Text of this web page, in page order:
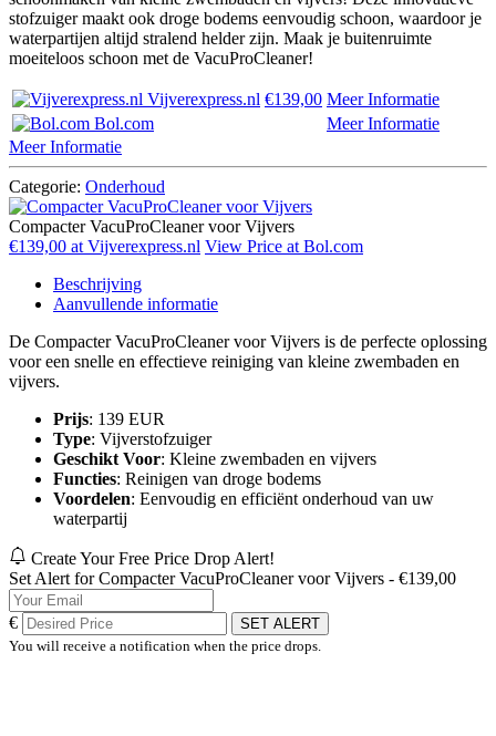
stofzuiger maakt ook droge bodems eenvoudig schoon, waardoor je
waterpartijen altijd stralend helder zijn. Maak je buitenruimte
moeiteloos schoon met de VacuProCleaner!
Vijverexpress.nl €139,00 Meer Informatie
Bol.com
Meer Informatie
Meer Informatie
Categorie: Onderhoud
Compacter VacuProCleaner voor Vijvers
€139,00 at Vijverexpress.nl View Price at Bol.com
Beschrijving
Aanvullende informatie
De Compacter VacuProCleaner voor Vijvers is de perfecte oplossing
voor een snelle en effectieve reiniging van kleine zwembaden en
vijvers.
Prijs: 139 EUR
Type: Vijverstofzuiger
Geschikt Voor: Kleine zwembaden en vijvers
Functies: Reinigen van droge bodems
Voordelen: Eenvoudig en efficiënt onderhoud van uw
waterpartij
Create Your Free Price Drop Alert!
Set Alert for Compacter VacuProCleaner voor Vijvers - €139,00
€
SET ALERT
You will receive a notification when the price drops.